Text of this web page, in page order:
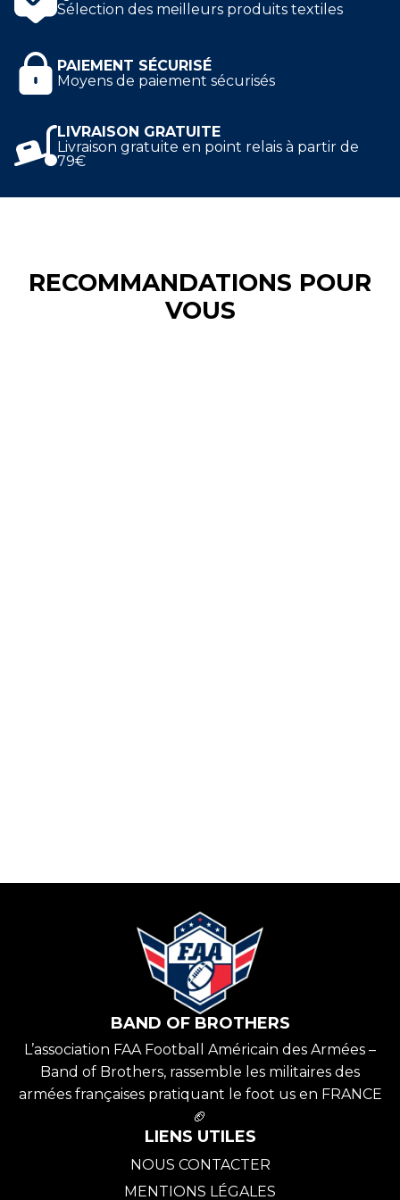
Sélection des meilleurs produits textiles
PAIEMENT SÉCURISÉ
Moyens de paiement sécurisés
LIVRAISON GRATUITE
Livraison gratuite en point relais à partir de
79€
RECOMMANDATIONS POUR
VOUS
BAND OF BROTHERS
L’association FAA Football Américain des Armées –
Band of Brothers, rassemble les militaires des
armées françaises pratiquant le foot us en FRANCE
🏈
LIENS UTILES
NOUS CONTACTER
MENTIONS LÉGALES